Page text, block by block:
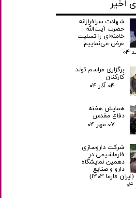
اخیر
شهادت سرافرازانه
حضرت آیت‌الله
خامنه‌ای را تسلیت
عرض می‌نماییم
برگزاری مراسم تولد
کارکنان
۰۴ آذر ۰۴
همایش هفته
دفاع مقدس
۰۷ مهر ۰۴
شرکت داروسازی
فارماشیمی در
دهمین نمایشگاه
دارو و صنایع
فارما ۱۴۰۴)